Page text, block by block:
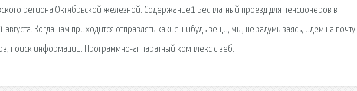
региона Октябрьской железной. Содержание1 Бесплатный проезд для пенсионеров в
Когда нам приходится отправлять какие-нибудь вещи, мы, не задумываясь, идем на почту.
поиск информации. Программно-аппаратный комплекс с веб.